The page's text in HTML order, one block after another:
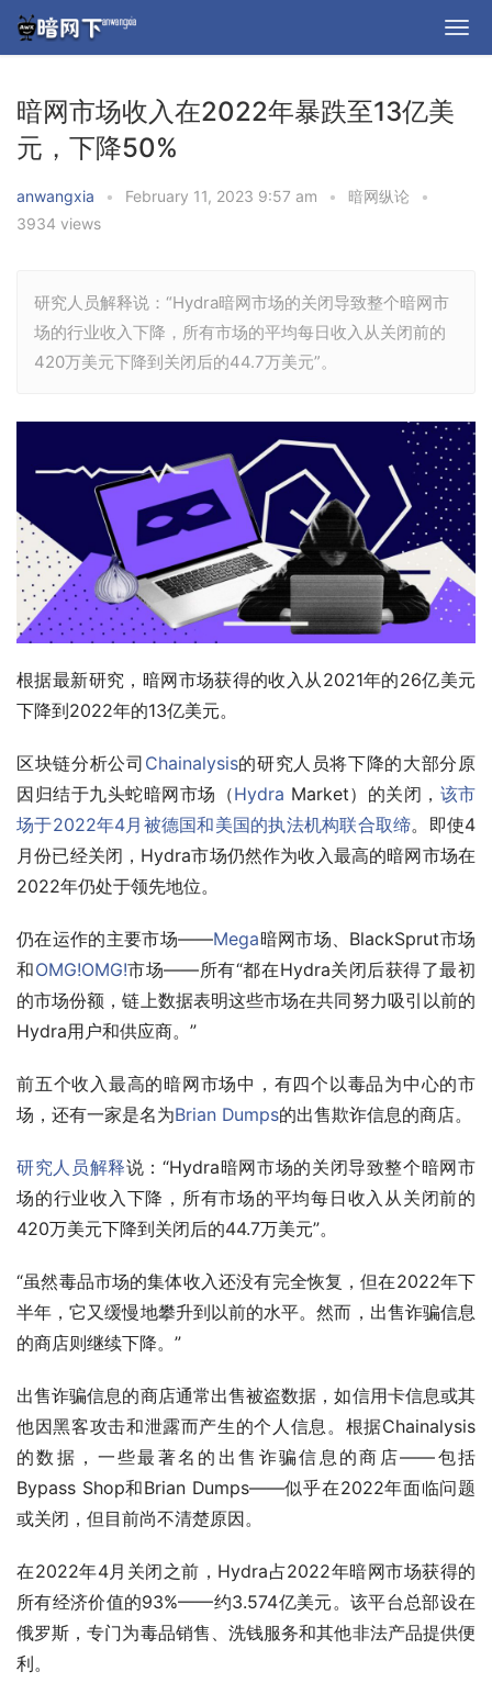
暗网市场收入在2022年暴跌至13亿美
元，下降50%
anwangxia • February 11, 2023 9:57 am • 暗网纵论
•
3934 views
研究人员解释说：“Hydra暗网市场的关闭导致整个暗网市
场的行业收入下降，所有市场的平均每日收入从关闭前的
420万美元下降到关闭后的44.7万美元”。
根据最新研究，暗网市场获得的收入从2021年的26亿美元
下降到2022年的13亿美元。
区块链分析公司 Chainalysis的研究人员将下降的大部分原
因归结于九头蛇暗网市场（Hydra Market）的关闭， 该市
场于2022年4月被德国和美国的执法机构联合取缔。即使4
月份已经关闭，Hydra市场仍然作为收入最高的暗网市场在
2022年仍处于领先地位。
仍在运作的主要市场——Mega暗网市场、BlackSprut市场
和OMG!OMG!市场——所有“都在Hydra关闭后获得了最初
的市场份额，链上数据表明这些市场在共同努力吸引以前的
Hydra用户和供应商。”
前五个收入最高的暗网市场中，有四个以毒品为中心的市
场，还有一家是名为Brian Dumps的出售欺诈信息的商店。
研究人员解释说：“Hydra暗网市场的关闭导致整个暗网市
场的行业收入下降，所有市场的平均每日收入从关闭前的
420万美元下降到关闭后的44.7万美元”。
“虽然毒品市场的集体收入还没有完全恢复，但在2022年下
半年，它又缓慢地攀升到以前的水平。然而，出售诈骗信息
的商店则继续下降。”
出售诈骗信息的商店通常出售被盗数据，如信用卡信息或其
他因黑客攻击和泄露而产生的个人信息。根据Chainalysis
的数据，一些最著名的出售诈骗信息的商店——包括
Bypass Shop和Brian Dumps——似乎在2022年面临问题
或关闭，但目前尚不清楚原因。
在2022年4月关闭之前，Hydra占2022年暗网市场获得的
所有经济价值的93%——约3.574亿美元。该平台总部设在
俄罗斯，专门为毒品销售、洗钱服务和其他非法产品提供便
利。